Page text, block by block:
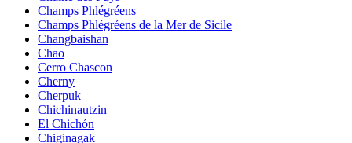
Champs Phlégréens
Champs Phlégréens de la Mer de Sicile
Changbaishan
Chao
Cerro Chascon
Cherny
Cherpuk
Chichinautzin
El Chichón
Chiginagak